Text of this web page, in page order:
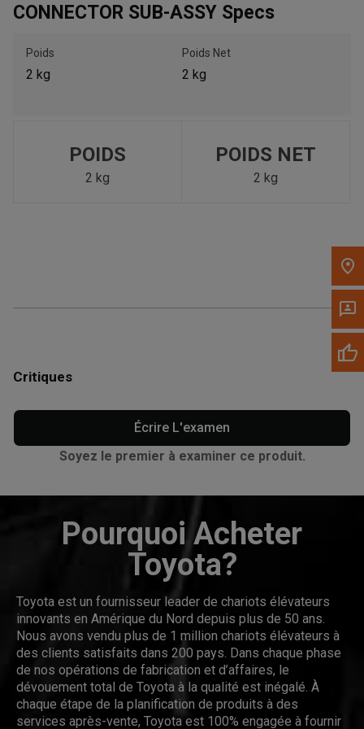
Envoyez un message au concessionnaire
Veuillez mettre à jour le code postal 'Livrer à' dans le volet de
CONNECTOR SUB-ASSY Specs
Poids
2 kg
Poids Net
2 kg
POIDS
2 kg
POIDS NET
2 kg
Critiques
Écrire L'examen
Soyez le premier à examiner ce produit.
Pourquoi Acheter
Toyota?
Toyota est un fournisseur leader de chariots élévateurs
innovants en Amérique du Nord depuis plus de 50 ans.
Nous avons vendu plus de 1 million chariots élévateurs à
des clients satisfaits dans 200 pays. Dans chaque phase
de nos opérations de fabrication et d’affaires, le
dévouement total de Toyota à la qualité est inégalé. À
chaque étape de la planification de produits à des
services après-vente, Toyota est 100% engagée à fournir